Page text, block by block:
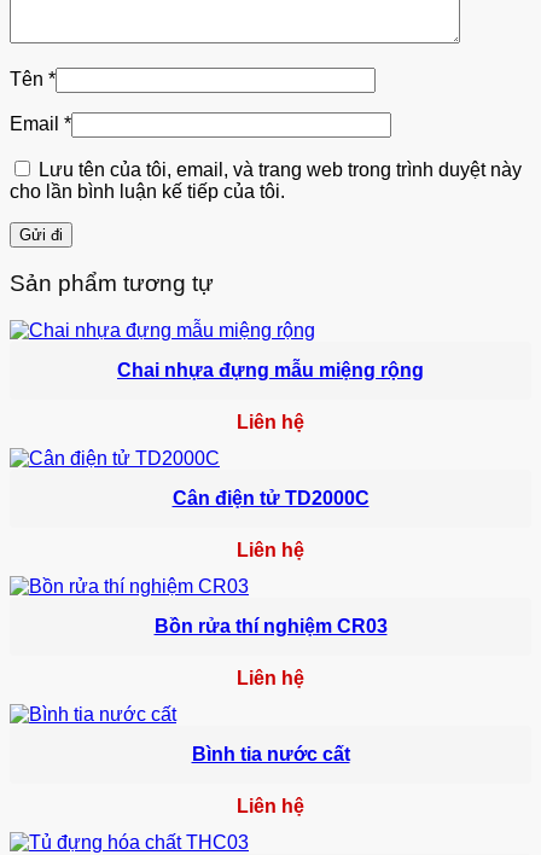
Tên *
Email *
Lưu tên của tôi, email, và trang web trong trình duyệt này
cho lần bình luận kế tiếp của tôi.
Sản phẩm tương tự
Chai nhựa đựng mẫu miệng rộng
Liên hệ
Cân điện tử TD2000C
Liên hệ
Bồn rửa thí nghiệm CR03
Liên hệ
Bình tia nước cất
Liên hệ